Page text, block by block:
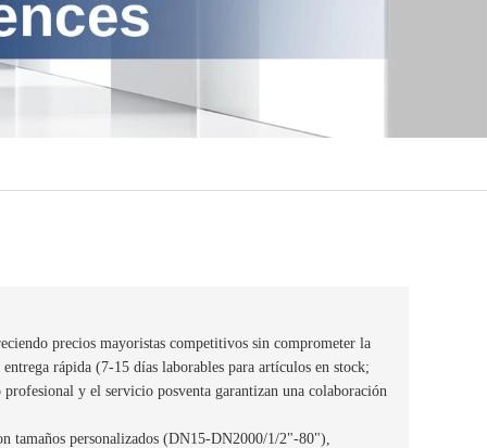
precios mayoristas competitivos sin comprometer la
rápida (7-15 días laborables para artículos en stock;
y el servicio posventa garantizan una colaboración
tamaños personalizados (DN15-DN2000/1/2"-80"),